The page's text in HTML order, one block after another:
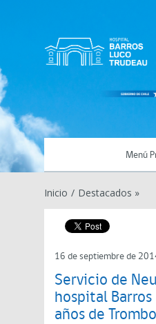
Menú
Inicio / Destacados »
16 de septiembre de
Servicio de
hospital
años de